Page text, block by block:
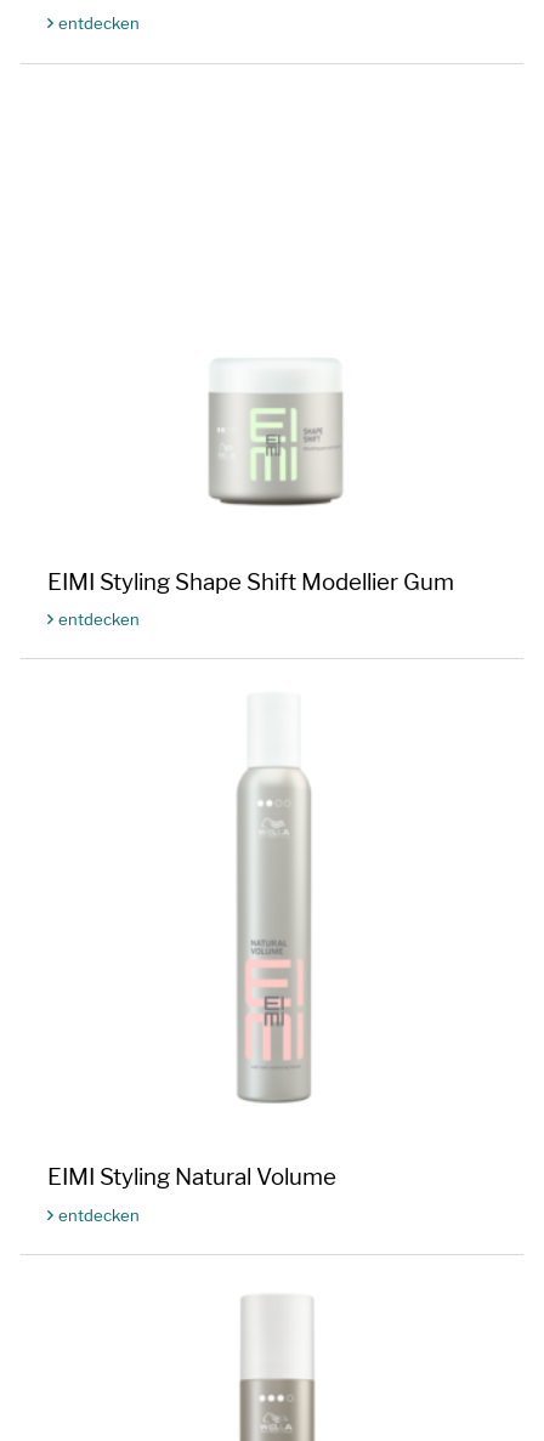
entdecken
EIMI Styling Shape Shift Modellier Gum
entdecken
EIMI Styling Natural Volume
entdecken